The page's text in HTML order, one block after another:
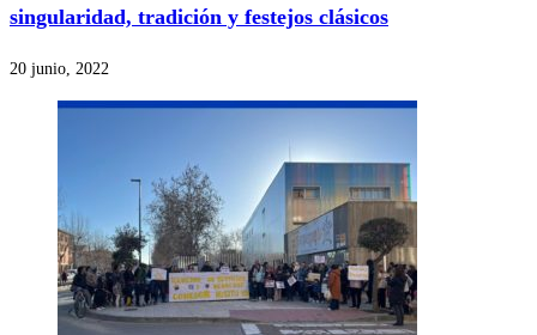
singularidad, tradición y festejos clásicos
20 junio, 2022